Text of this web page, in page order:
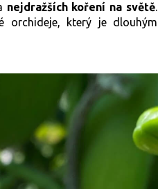
nejdražších koření na světě.
orchideje, který je dlouhým